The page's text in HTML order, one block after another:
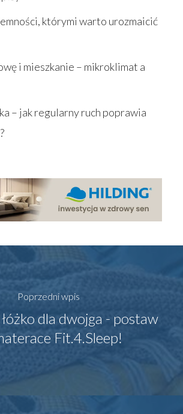
którymi warto urozmaicić
i mieszkanie – mikroklimat a
– jak regularny ruch poprawia
Poprzedni wpis
dla dwojga - postaw
Fit.4.Sleep!